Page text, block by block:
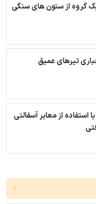
گروه از ستون های سنگی
تیرهای عمیق
استفاده از معابر آسفالتی